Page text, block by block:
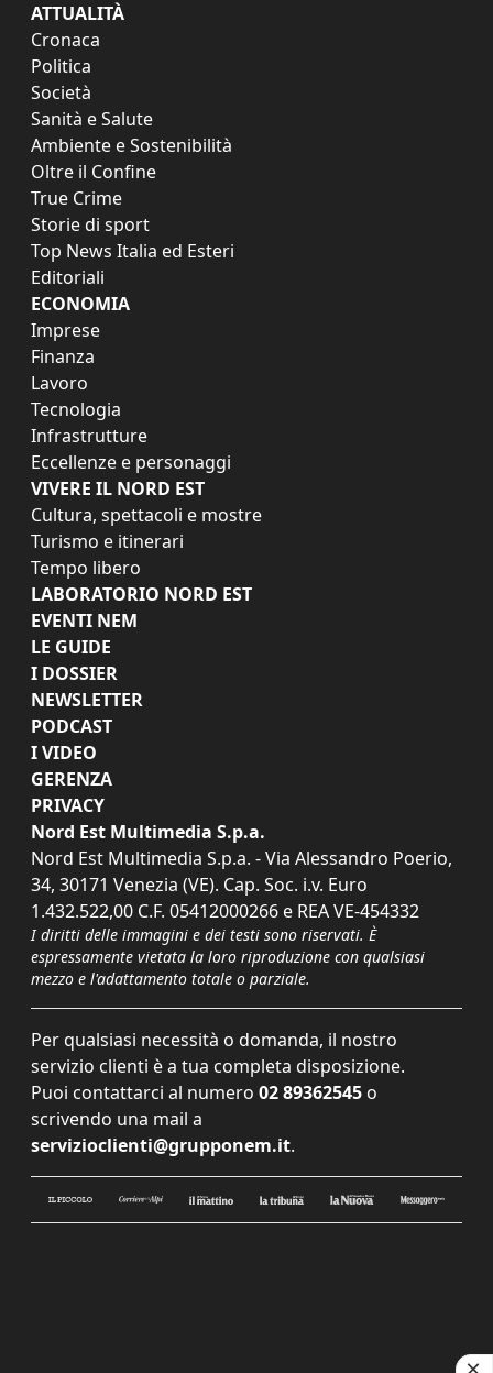
ATTUALITÀ
Cronaca
Politica
Società
Sanità e Salute
Ambiente e Sostenibilità
Oltre il Confine
True Crime
Storie di sport
Top News Italia ed Esteri
Editoriali
ECONOMIA
Imprese
Finanza
Lavoro
Tecnologia
Infrastrutture
Eccellenze e personaggi
VIVERE IL NORD EST
Cultura, spettacoli e mostre
Turismo e itinerari
Tempo libero
LABORATORIO NORD EST
EVENTI NEM
LE GUIDE
I DOSSIER
NEWSLETTER
PODCAST
I VIDEO
GERENZA
PRIVACY
Nord Est Multimedia S.p.a.
Nord Est Multimedia S.p.a. - Via Alessandro Poerio,
34, 30171 Venezia (VE). Cap. Soc. i.v. Euro
1.432.522,00 C.F. 05412000266 e REA VE-454332
I diritti delle immagini e dei testi sono riservati. È
espressamente vietata la loro riproduzione con qualsiasi
mezzo e l'adattamento totale o parziale.
Per qualsiasi necessità o domanda, il nostro
servizio clienti è a tua completa disposizione.
Puoi contattarci al numero 02 89362545 o
scrivendo una mail a
servizioclienti@grupponem.it.